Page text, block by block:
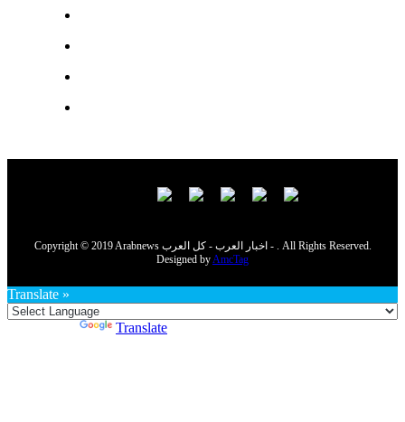
Copyright © 2019 Arabnews اخبار العرب - كل العرب - . All Rights Reserved.
Designed byAmcTag
Translate »
Translate